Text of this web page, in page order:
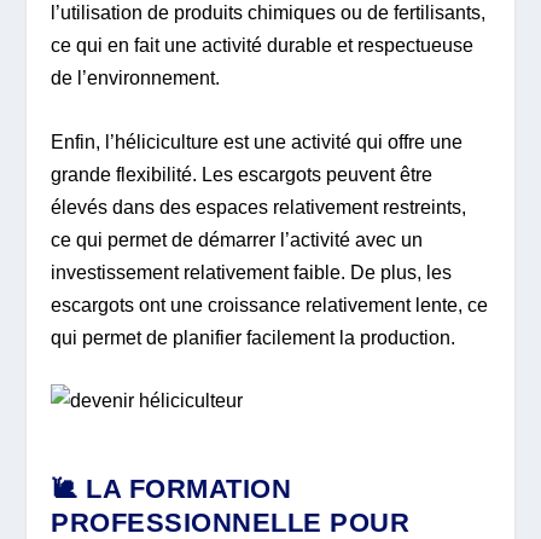
l’utilisation de produits chimiques ou de fertilisants,
ce qui en fait une activité durable et respectueuse
de l’environnement.
Enfin, l’héliciculture est une activité qui offre une
grande flexibilité. Les escargots peuvent être
élevés dans des espaces relativement restreints,
ce qui permet de démarrer l’activité avec un
investissement relativement faible. De plus, les
escargots ont une croissance relativement lente, ce
qui permet de planifier facilement la production.
🐌 LA FORMATION
PROFESSIONNELLE POUR